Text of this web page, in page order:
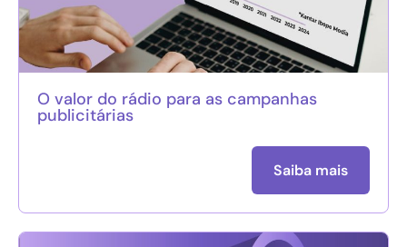
O valor do rádio para as campanhas
publicitárias
Saiba mais